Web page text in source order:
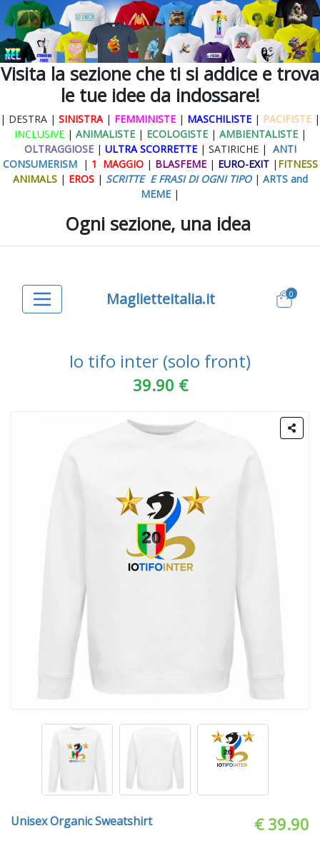
Visita la sezione che ti si addice e trova
le tue idee da indossare!
| DESTRA | SINISTRA| FEMMINISTE | MASCHILISTE | PACIFISTE |
INCLUSIVE| ANIMALISTE| ECOLOGISTE | AMBIENTALISTE|
OLTRAGGIOSE| ULTRA SCORRETTE | SATIRICHE | ANTI
CONSUMERISM | 1 MAGGIO| BLASFEME | EURO-EXIT| FITNESS
ANIMALS| EROS| SCRITTE E FRASI DI OGNI TIPO | ARTS and
MEME |
Ogni sezione, una idea
Maglietteitalia.it 0
Io tifo inter (solo front)
39.90 €
Unisex Organic Sweatshirt € 39.90